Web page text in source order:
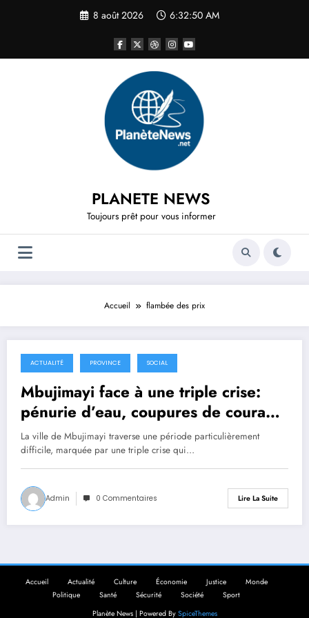
8 août 2026 6:32:50 AM
PLANETE NEWS
Toujours prêt pour vous informer
Accueil flambée des prix
19 décembre 2025
ACTUALITÉ PROVINCE SOCIAL
Mbujimayi face à une triple crise:
pénurie d’eau, coupures de courant
et flambée du prix du maïs
La ville de Mbujimayi traverse une période particulièrement
difficile, marquée par une triple crise qui…
Admin 0 Commentaires Lire La Suite
Accueil Actualité Culture Économie Justice
Monde
Politique
Santé Sécurité Société
Sport
Planète News | Powered By SpiceThemes